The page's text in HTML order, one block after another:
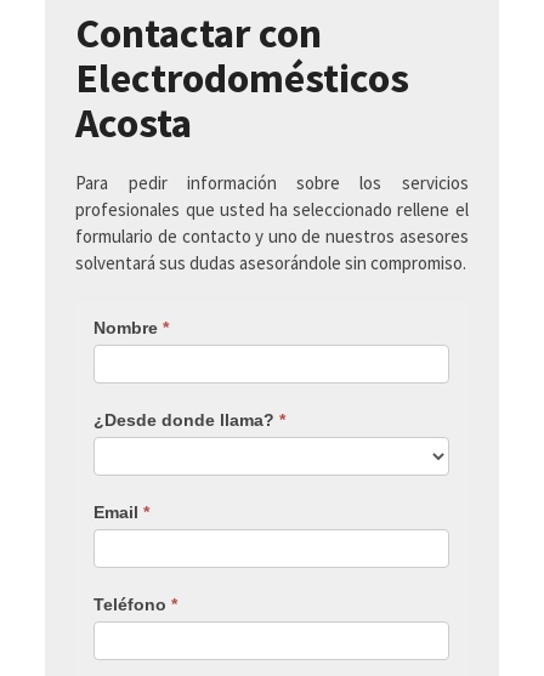
Contactar con
Electrodomésticos
Acosta
Para pedir información sobre los servicios
profesionales que usted ha seleccionado rellene el
formulario de contacto y uno de nuestros asesores
solventará sus dudas asesorándole sin compromiso.
Nombre*
¿Desde donde llama?*
Email*
Teléfono*